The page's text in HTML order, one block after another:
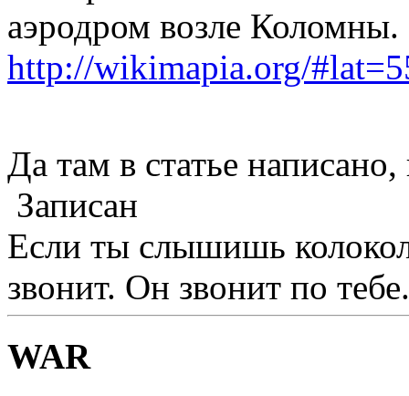
аэродром возле Коломны.
http://wikimapia.org/
Да там в статье написано,
Записан
Если ты слышишь
звонит. Он звонит по
WAR